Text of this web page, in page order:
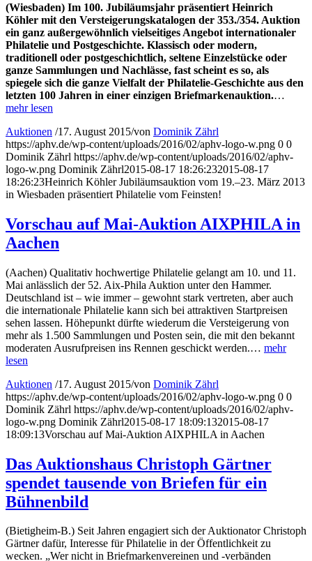
(Wiesbaden) Im 100. Jubiläumsjahr präsentiert Heinrich
Köhler mit den Versteigerungskatalogen der 353./354. Auktion
ein ganz außergewöhnlich vielseitiges Angebot internationaler
Philatelie und Postgeschichte. Klassisch oder modern,
traditionell oder postgeschichtlich, seltene Einzelstücke oder
ganze Sammlungen und Nachlässe, fast scheint es so, als
spiegele sich die ganze Vielfalt der Philatelie-Geschichte aus den
letzten 100 Jahren in einer einzigen Briefmarkenauktion.…
mehr lesen
Auktionen /17. August 2015/von Dominik Zährl
https://aphv.de/wp-content/uploads/2016/02/aphv-logo-w.png 0 0
Dominik Zährl https://aphv.de/wp-content/uploads/2016/02/aphv-
logo-w.png Dominik Zährl2015-08-17 18:26:232015-08-17
18:26:23Heinrich Köhler Jubiläumsauktion vom 19.–23. März 2013
in Wiesbaden präsentiert Philatelie vom Feinsten!
Vorschau auf Mai-Auktion AIXPHILA in
Aachen
(Aachen) Qualitativ hochwertige Philatelie gelangt am 10. und 11.
Mai anlässlich der 52. Aix-Phila Auktion unter den Hammer.
Deutschland ist – wie immer – gewohnt stark vertreten, aber auch
die internationale Philatelie kann sich bei attraktiven Startpreisen
sehen lassen. Höhepunkt dürfte wiederum die Versteigerung von
mehr als 1.500 Sammlungen und Posten sein, die mit den bekannt
moderaten Ausrufpreisen ins Rennen geschickt werden.… mehr
lesen
Auktionen /17. August 2015/von Dominik Zährl
https://aphv.de/wp-content/uploads/2016/02/aphv-logo-w.png 0 0
Dominik Zährl https://aphv.de/wp-content/uploads/2016/02/aphv-
logo-w.png Dominik Zährl2015-08-17 18:09:132015-08-17
18:09:13Vorschau auf Mai-Auktion AIXPHILA in Aachen
Das Auktionshaus Christoph Gärtner
spendet tausende von Briefen für ein
Bühnenbild
(Bietigheim-B.) Seit Jahren engagiert sich der Auktionator Christoph
Gärtner dafür, Interesse für Philatelie in der Öffentlichkeit zu
wecken. „Wer nicht in Briefmarkenvereinen und -verbänden